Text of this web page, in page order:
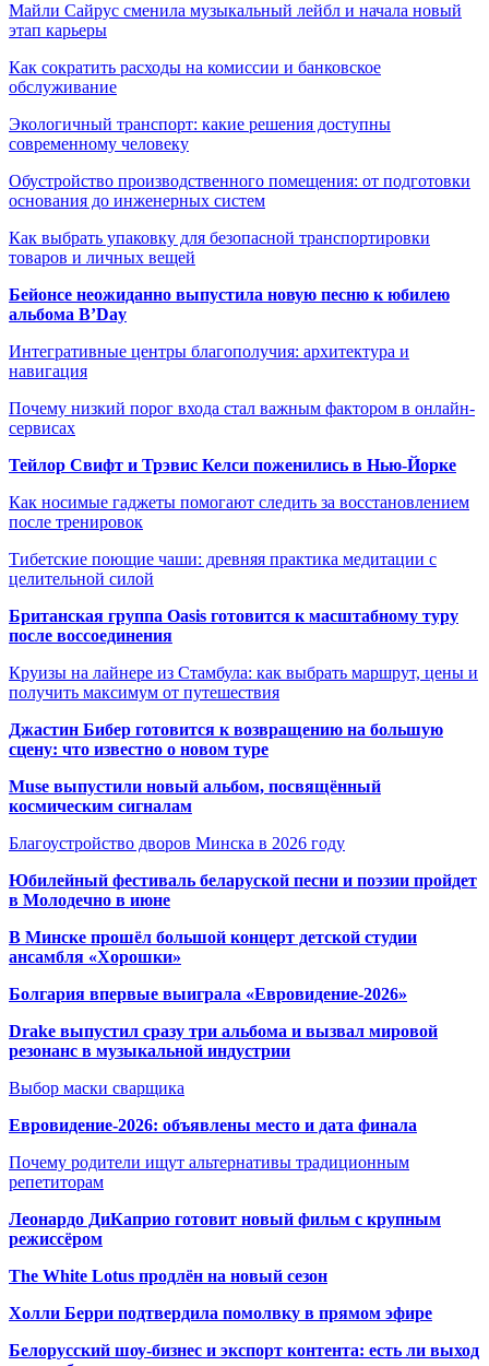
Майли Сайрус сменила музыкальный лейбл и начала новый
этап карьеры
Как сократить расходы на комиссии и банковское
обслуживание
Экологичный транспорт: какие решения доступны
современному человеку
Обустройство производственного помещения: от подготовки
основания до инженерных систем
Как выбрать упаковку для безопасной транспортировки
товаров и личных вещей
Бейонсе неожиданно выпустила новую песню к юбилею
альбома B’Day
Интегративные центры благополучия: архитектура и
навигация
Почему низкий порог входа стал важным фактором в онлайн-
сервисах
Тейлор Свифт и Трэвис Келси поженились в Нью-Йорке
Как носимые гаджеты помогают следить за восстановлением
после тренировок
Тибетские поющие чаши: древняя практика медитации с
целительной силой
Британская группа Oasis готовится к масштабному туру
после воссоединения
Круизы на лайнере из Стамбула: как выбрать маршрут, цены и
получить максимум от путешествия
Джастин Бибер готовится к возвращению на большую
сцену: что известно о новом туре
Muse выпустили новый альбом, посвящённый
космическим сигналам
Благоустройство дворов Минска в 2026 году
Юбилейный фестиваль беларуской песни и поэзии пройдет
в Молодечно в июне
В Минске прошёл большой концерт детской студии
ансамбля «Хорошки»
Болгария впервые выиграла «Евровидение-2026»
Drake выпустил сразу три альбома и вызвал мировой
резонанс в музыкальной индустрии
Выбор маски сварщика
Евровидение-2026: объявлены место и дата финала
Почему родители ищут альтернативы традиционным
репетиторам
Леонардо ДиКаприо готовит новый фильм с крупным
режиссёром
The White Lotus продлён на новый сезон
Холли Берри подтвердила помолвку в прямом эфире
Белорусский шоу-бизнес и экспорт контента: есть ли выход